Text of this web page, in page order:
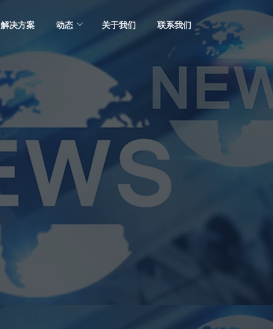
解决方案 动态 关于我们 联系我们